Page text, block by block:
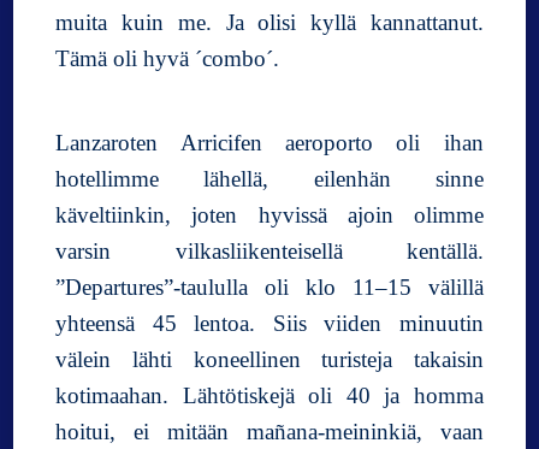
muita kuin me. Ja olisi kyllä kannattanut.
Tämä oli hyvä ´combo´.
Lanzaroten Arricifen aeroporto oli ihan
hotellimme lähellä, eilenhän sinne
käveltiinkin, joten hyvissä ajoin olimme
varsin vilkasliikenteisellä kentällä.
”Departures”-taululla oli klo 11–15 välillä
yhteensä 45 lentoa. Siis viiden minuutin
välein lähti koneellinen turisteja takaisin
kotimaahan. Lähtötiskejä oli 40 ja homma
hoitui, ei mitään mañana-meininkiä, vaan